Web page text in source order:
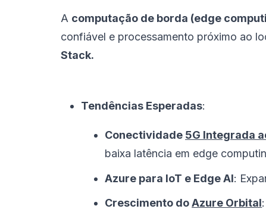
A computação de borda (edge
confiável e processamento próximo ao
Stack.
Tendências Esperadas:
Conectividade 5G Integrada
baixa latência em edge
Azure para IoT e Edge AI:
Crescimento doAzure Orbital